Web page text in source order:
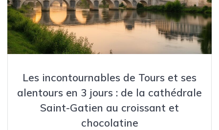
Les incontournables de Tours et ses
alentours en 3 jours : de la cathédrale
Saint-Gatien au croissant et
chocolatine